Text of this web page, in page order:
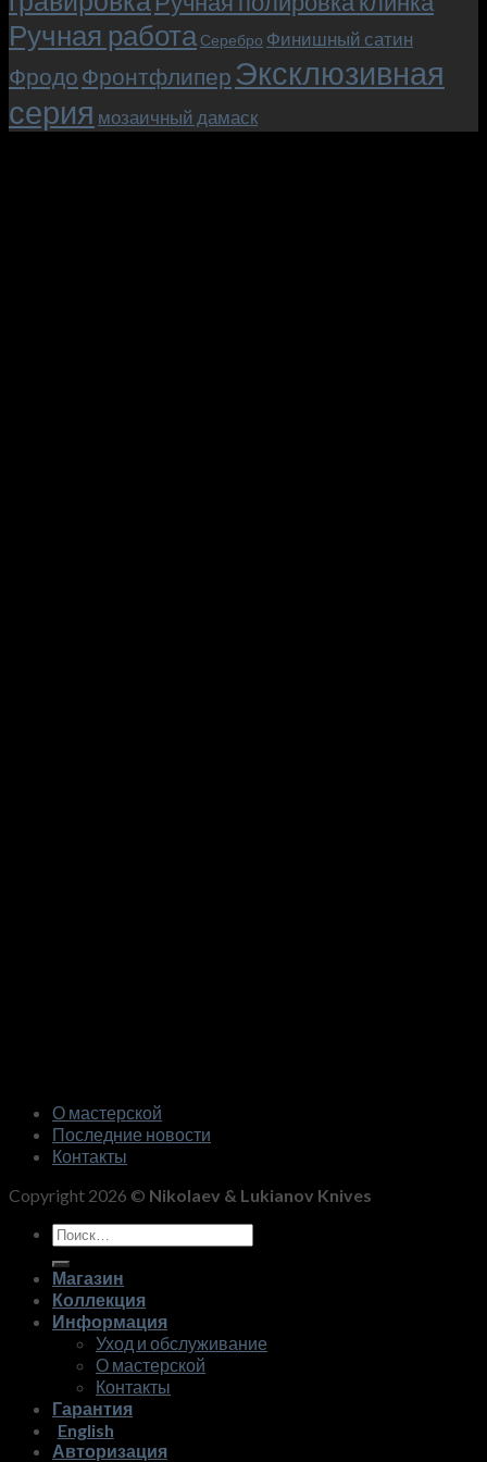
Ручная работа Серебро Финишный сатин
Фродо Фронтфлипер Эксклюзивная
серия мозаичный дамаск
О мастерской
Последние новости
Контакты
Copyright 2026 © Nikolaev & Lukianov Knives
Искать:
Магазин
Коллекция
Информация
Уход и обслуживание
О мастерской
Контакты
Гарантия
English
Авторизация